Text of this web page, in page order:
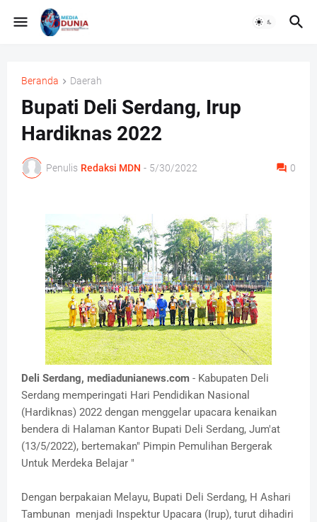
Beranda Daerah
Bupati Deli Serdang, Irup
Hardiknas 2022
Penulis Redaksi MDN - 5/30/2022 0
Deli Serdang, mediadunianews.com - Kabupaten Deli
Serdang memperingati Hari Pendidikan Nasional
(Hardiknas) 2022 dengan menggelar upacara kenaikan
bendera di Halaman Kantor Bupati Deli Serdang, Jum'at
(13/5/2022), bertemakan" Pimpin Pemulihan Bergerak
Untuk Merdeka Belajar "
Dengan berpakaian Melayu, Bupati Deli Serdang, H Ashari
Tambunan menjadi Inspektur Upacara (Irup), turut dihadiri